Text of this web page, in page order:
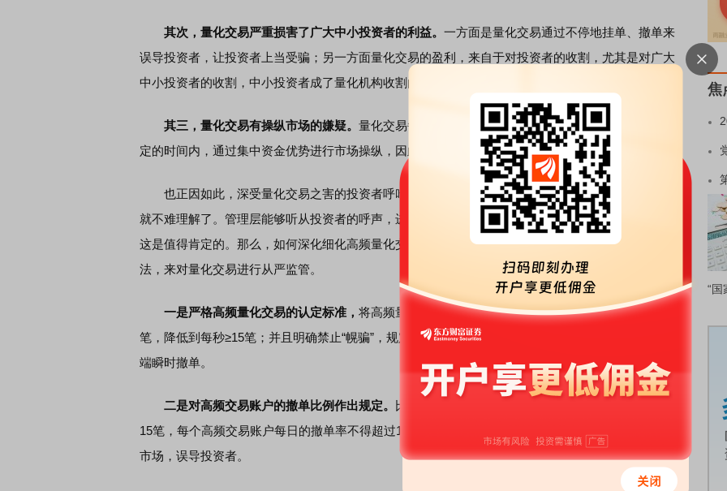
其次，量化交易严重损害了广大中小投资者的利益。 一方面是量化交易通过不停地挂单、撤单来
误导投资者，让投资者上当受骗；另一方面量化交易的盈利，来自于对投资者的收割，尤其是对广大
中小投资者的收割，中小投资者成了量化机构收割的“韭菜”。
其三，量化交易有操纵市场的嫌疑。 量化交易每秒报单数百笔，每日报单数万笔，这明显是在特
定的时间内，通过集中资金优势进行市场操纵，因此量化交易方式本身就有操纵市场的嫌疑。
也正因如此，深受量化交易之害的投资者呼吁加强对量化交易监管，甚至要求取消量化交易，这
就不难理解了。管理层能够听从投资者的呼声，进而决定采取措施，深化细化高频量化交易的监管，
这是值得肯定的。那么，如何深化细化高频量化交易监管呢？本人建议不妨参照国际市场上的成熟做
法，来对量化交易进行从严监管。
一是严格高频量化交易的认定标准， 将高频量化交易的认定标准从目前的每秒≥300笔或单日≥2万
笔，降低到每秒≥15笔；并且明确禁止“幌骗”，规定每笔报单必须留存最低时间不少于50微秒，防止极
端瞬时撤单。
二是对高频交易账户的撤单比例作出规定。
比如，规定每个高频交易账户每秒撤单笔数不得超过
15笔，每个高频交易账户每日的撤单率不得超过15%，避免高频量化交易用不停的挂单、撤单来误导
市场，误导投资者。
焦
“国